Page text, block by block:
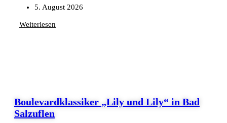
5. August 2026
Weiterlesen
Boulevardklassiker „Lily und Lily“ in Bad
Salzuflen